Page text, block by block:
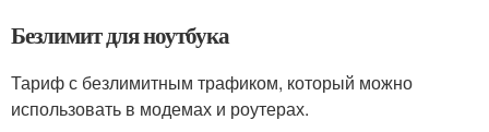
Безлимит для ноутбука
Тариф с безлимитным трафиком, который можно
использовать в модемах и роутерах.